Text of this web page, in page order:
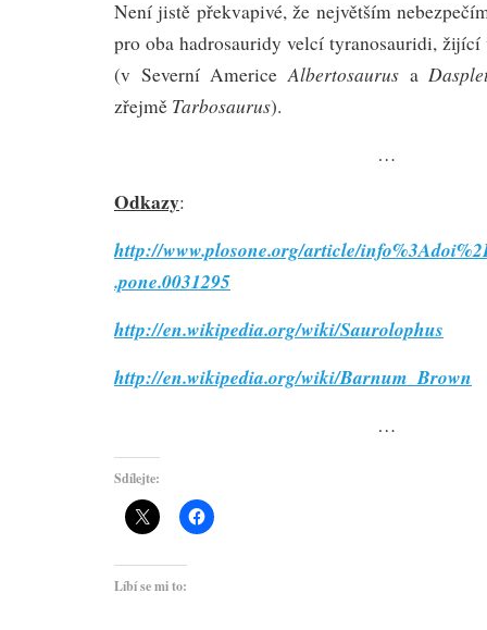
Není jistě překvapivé, že největším
pro oba hadrosauridy velcí tyranosauridi, žijící
(v Severní AmericeAlbertosaurus a
zřejmě Tarbosaurus).
…
Odkazy:
http://www.plosone.org/article/
.pone.0031295
http://en.wikipedia.org/wiki/Saurolophus
http://en.wikipedia.org/wiki/Barnum_Brown
…
Sdílejte:
Líbí se mi to: